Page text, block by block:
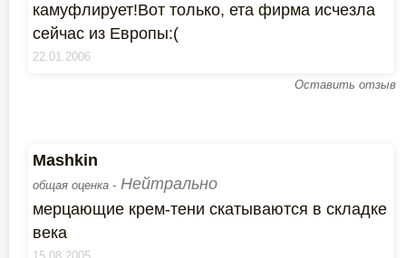
камуфлирует!Вот только, ета фирма исчезла
сейчас из Европы:(
22.01.2006
Оставить отзыв
Mashkin
общая оценка - Нейтрально
мерцающие крем-тени скатываются в складке
века